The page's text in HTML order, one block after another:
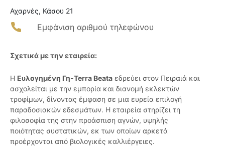
Αχαρνές, Κάσου 21
Εμφάνιση αριθμού τηλεφώνου
Σχετικά με την εταιρεία:
Η Ευλογημένη Γη-Terra Beata εδρεύει στον Πειραιά και
ασχολείται με την εμπορία και διανομή εκλεκτών
τροφίμων, δίνοντας έμφαση σε μια ευρεία επιλογή
παραδοσιακών εδεσμάτων. Η εταιρεία στηρίζει τη
φιλοσοφία της στην προάσπιση αγνών, υψηλής
ποιότητας συστατικών, εκ των οποίων αρκετά
προέρχονται από βιολογικές καλλιέργειες.